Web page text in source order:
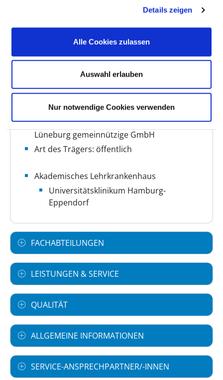
Details zeigen
Alle Cookies zulassen
Auswahl erlauben
Nur notwendige Cookies verwenden
Anzahl Betten: 372
Anzahl der Fachabteilungen: 2
Ambulante Fallzahl: 4.960
Krankenhausträger: Psychiatrische Klinik
Lüneburg gemeinnützige GmbH
Art des Trägers: öffentlich
Akademisches Lehrkrankenhaus
Universitätsklinikum Hamburg-
Eppendorf
FACHABTEILUNGEN
LEISTUNGEN & SERVICE
QUALITÄT
ALLGEMEINE INFORMATIONEN
SERVICE-ANSPRECHPARTNER/-INNEN